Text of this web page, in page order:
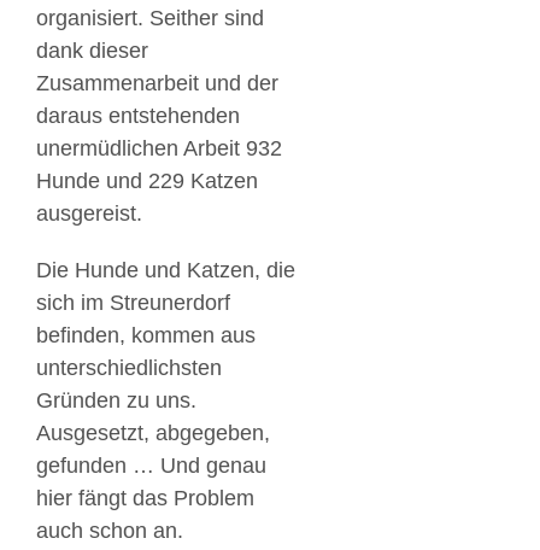
organisiert. Seither sind
dank dieser
Zusammenarbeit und der
daraus entstehenden
unermüdlichen Arbeit 932
Hunde und 229 Katzen
ausgereist.
Die Hunde und Katzen, die
sich im Streunerdorf
befinden, kommen aus
unterschiedlichsten
Gründen zu uns.
Ausgesetzt, abgegeben,
gefunden … Und genau
hier fängt das Problem
auch schon an.